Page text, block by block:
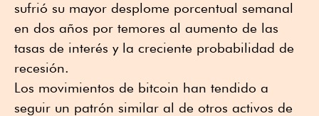
sufrió su mayor desplome porcentual semanal
en dos años por temores al aumento de las
tasas de interés y la creciente probabilidad de
recesión.
Los movimientos de bitcoin han tendido a
seguir un patrón similar al de otros activos de